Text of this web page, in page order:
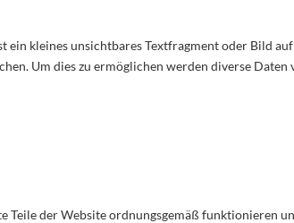
ein kleines unsichtbares Textfragment oder Bild
Um dies zu ermöglichen werden diverse
Teile der Website ordnungsgemäß funktionieren